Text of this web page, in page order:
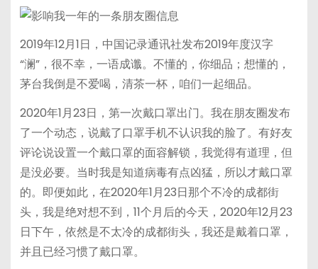
2019年12月1日，中国记录通讯社发布2019年度汉字
“澜”，很不幸，一语成谶。不懂的，你细品；想懂的，
茅台我倒是不爱喝，清茶一杯，咱们一起细品。
2020年1月23日，第一次戴口罩出门。我在朋友圈发布
了一个动态，说戴了口罩手机不认识我的脸了。有好友
评论说设置一个戴口罩的面容解锁，我觉得有道理，但
是没必要。当时我是知道病毒有点凶猛，所以才戴口罩
的。即便如此，在2020年1月23日那个不冷的成都街
头，我是绝对想不到，11个月后的今天，2020年12月23
日下午，依然是不太冷的成都街头，我还是戴着口罩，
并且已经习惯了戴口罩。